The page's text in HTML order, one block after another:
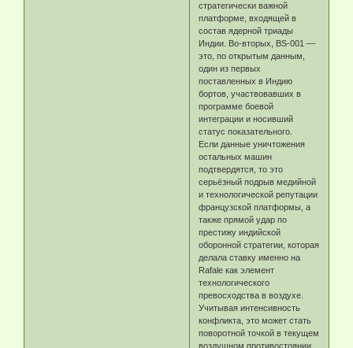
стратегически важной
платформе, входящей в
состав ядерной триады
Индии. Во-вторых, BS-001 —
это, по открытым данным,
один из первых
поставленных в Индию
бортов, участвовавших в
программе боевой
интеграции и носивший
статус показательного.
Если данные уничтожения
остальных машин
подтвердятся, то это
серьёзный подрыв медийной
и технологической репутации
французской платформы, а
также прямой удар по
престижу индийской
оборонной стратегии, которая
делала ставку именно на
Rafale как элемент
технологического
превосходства в воздухе.
Учитывая интенсивность
конфликта, это может стать
поворотной точкой в текущем
воздушном противостоянии.